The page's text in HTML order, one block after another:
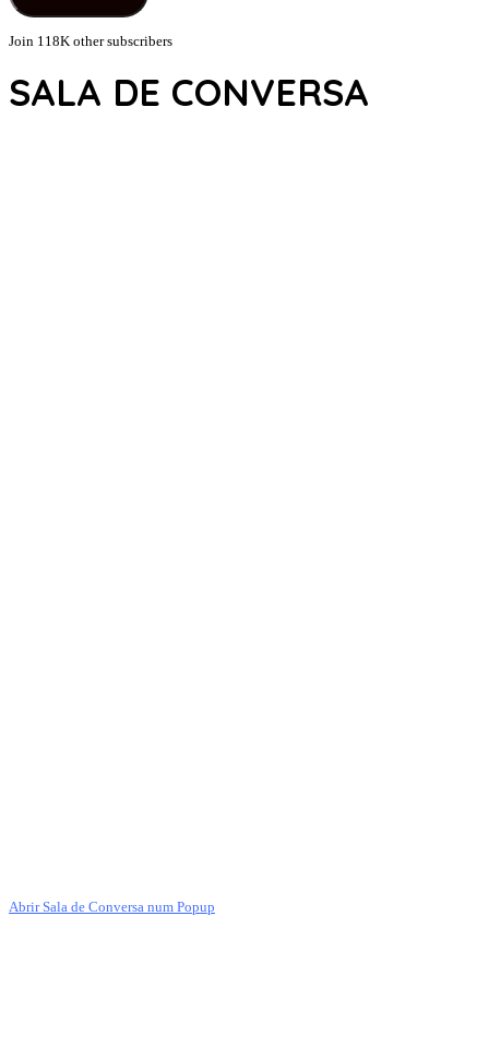
Join 118K other subscribers
SALA DE CONVERSA
Abrir Sala de Conversa num Popup